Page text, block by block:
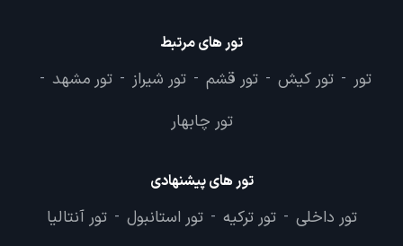
تور های مرتبط
تور - تور کیش - تور قشم - تور شیراز - تور مشهد -
تور چابهار
تور های پیشنهادی
تور داخلی - تور ترکیه - تور استانبول - تور آنتالیا